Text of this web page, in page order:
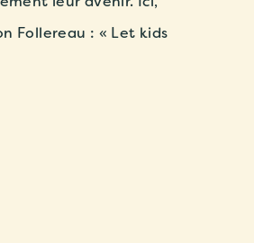
Follereau : « Let kids